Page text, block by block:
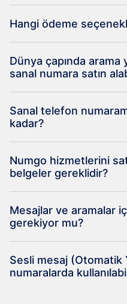
Hangi ödeme
Dünya çapında
sanal numara satın
Sanal telefon
kadar?
Numgo hizmetlerini
belgeler gereklidir?
Mesajlar ve aramalar
gerekiyor mu?
Sesli mesaj (Otomatik
numaralarda